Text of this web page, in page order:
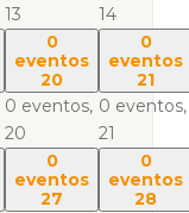
13
14
0
eventos
20
0 eventos,
20
0
eventos
21
0 eventos,
21
0
eventos
27
0
eventos
28